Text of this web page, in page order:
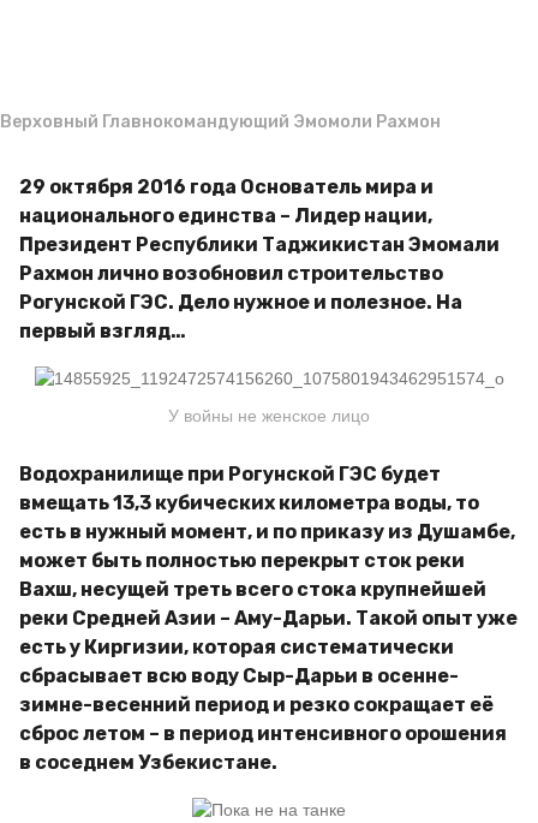
Верховный Главнокомандующий Эмомоли Рахмон
29 октября 2016 года Основатель мира и
национального единства – Лидер нации,
Президент Республики Таджикистан Эмомали
Рахмон лично возобновил строительство
Рогунской ГЭС. Дело нужное и полезное. На
первый взгляд…
У войны не женское лицо
Водохранилище при Рогунской ГЭС будет
вмещать 13,3 кубических километра воды, то
есть в нужный момент, и по приказу из Душамбе,
может быть полностью перекрыт сток реки
Вахш, несущей треть всего стока крупнейшей
реки Средней Азии – Аму-Дарьи. Такой опыт уже
есть у Киргизии, которая систематически
сбрасывает всю воду Сыр-Дарьи в осенне-
зимне-весенний период и резко сокращает её
сброс летом – в период интенсивного орошения
в соседнем Узбекистане.